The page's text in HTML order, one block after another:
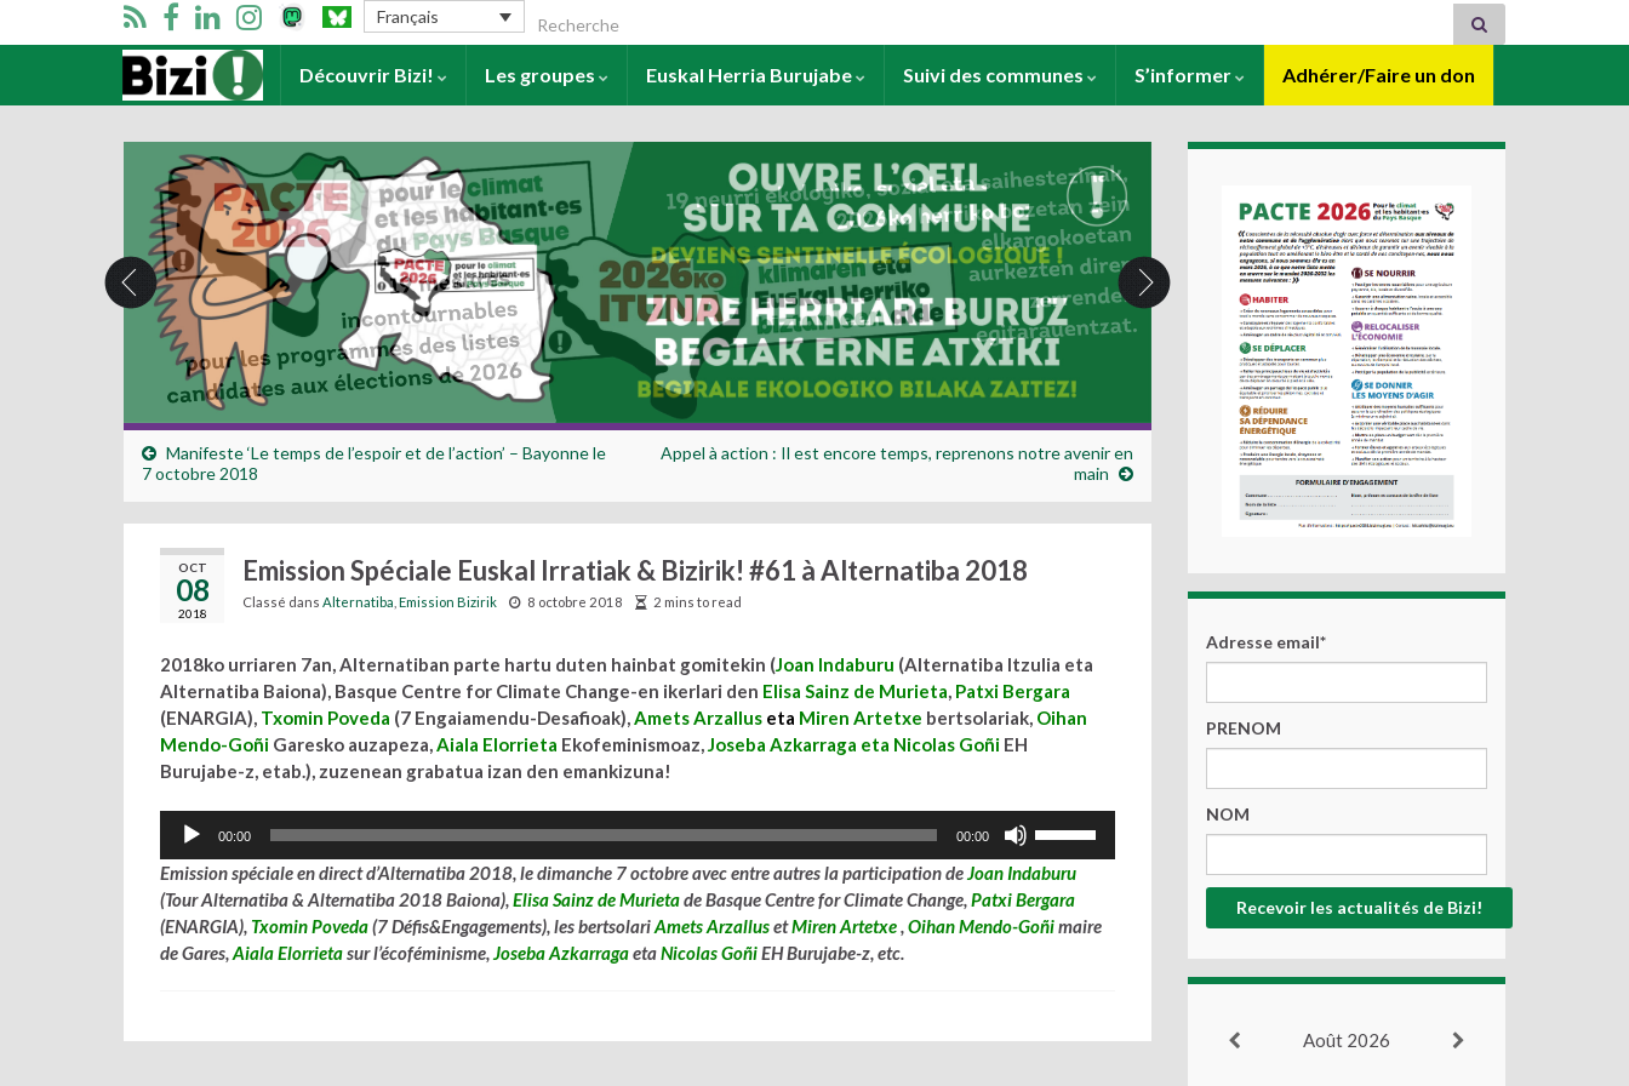
Français Search for:
Accueil Découvrir Bizi! Les groupes Euskal Herria Burujabe Suivi des communes S’informer Adhérer/Faire un don
Manifeste ‘Le temps de l’espoir et de l’action’ – Bayonne le
7 octobre 2018
Appel à action : Il est encore temps, reprenons notre avenir en
main
OCT
08
2018
Emission Spéciale Euskal Irratiak & Bizirik! #61 à Alternatiba 2018
Classé dans Alternatiba Emission Bizirik 8 octobre 2018 2 mins to read
2018ko urriaren 7an, Alternatiban parte hartu duten hainbat gomitekin (Joan Indaburu (Alternatiba Itzulia eta
Alternatiba Baiona), Basque Centre for Climate Change-en ikerlari den Elisa Sainz de Murieta Patxi Bergara
(ENARGIA), Txomin Poveda (7 Engaiamendu-Desafioak), Amets Arzallus eta Miren Artetxe bertsolariak, Oihan
Mendo-Goñi Garesko auzapeza, Aiala Elorrieta Ekofeminismoaz, Joseba Azkarraga eta Nicolas Goñi EH
Burujabe-z, etab.), zuzenean grabatua izan den emankizuna!
Lecteur
audio
00:00 00:00
flèches
haut/bas
pour
Emission spéciale en direct d’Alternatiba 2018, le dimanche 7 octobre avec entre autres la participation deJoan Indaburu
(Tour Alternatiba & Alternatiba 2018 Baiona),Elisa Sainz de Murietade Basque Centre for Climate Change,Patxi Bergara
(ENARGIA), Txomin Poveda(7 Défis&Engagements), les bertsolariAmets ArzallusetMiren Artetxe,Oihan Mendo-Goñimaire
de Gares,Aiala Elorrietasur l’écoféminisme,Joseba AzkarragaetaNicolas GoñiEH Burujabe-z, etc.
Adresse email*
PRENOM
NOM
Août 2026